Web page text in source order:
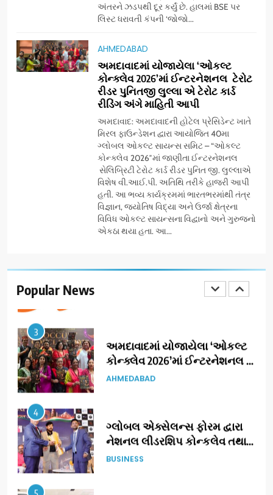
અંતરને ઝડપથી દૂર કર્યું છે. હાલમાં BSE પર
લિસ્ટ ધરાવતી કંપની ‘જોજો...
AHMEDABAD
અમદાવાદમાં યોજાયેલા ‘ઓકલ્ટ
કોન્ક્લેવ 2026’માં ઈન્ટરનેશનલ ટેરોટ
રીડર પુનિતજી લુલ્લા એ ટેરોટ કાર્ડ
રીડિંગ અંગે માહિતી આપી
અમદાવાદ: અમદાવાદની હોટેલ પ્રેસિડેન્ટ ખાતે
મિરલ ફાઉન્ડેશન દ્વારા આયોજિત 40મા
ગ્લોબલ ઓકલ્ટ સાયન્સ સમિટ – “ઓકલ્ટ
કોન્ક્લેવ 2026″માં જાણીતા ઈન્ટરનેશનલ
સેલિબ્રિટી ટેરોટ કાર્ડ રીડર પુનિત જી. લુલ્લાએ
વિશેષ વી.આઈ.પી. અતિથિ તરીકે હાજરી આપી
હતી. આ ભવ્ય કાર્યક્રમમાં ભારતભરમાંથી તંત્ર
વિજ્ઞાન, જ્યોતિષ વિદ્યા અને ઉર્જા ક્ષેત્રના
વિવિધ ઓકલ્ટ સાયન્સના વિદ્વાનો અને ગુરુજનો
એકઠા થયા હતા. આ...
Popular News
‘ગેટ સેટ ગો’ નું પાવર-પેક્ડ ટ્રેલર
મળશે
ENTERTAINMENT
અમદાવાદમાં ભારે વરસાદ વચ્ચે
ફિલ્મ ‘ગેટ સેટ ગો’ની ‘ટીમ
ચિરંજીવી’ માનવતાના કાર્ય માટે
આગળ આવી: ગુલબાઈ ટેકરાના
પ્રભાવિત પરિવારોને ફૂડ પેકેટ્સ
અને પીવાના પાણીનું વિતરણ કર્યું
AHMEDABAD CSR
ડો. મિતાલી નાગ (આર્ક ઇવેન્ટ્સ)
દ્વારા કિશોર કુમારની જન્મજયંતિ
નિમિત્તે સંગીતમય શ્રદ્ધાંજલિ
AHMEDABAD
ગુજરાતી OTT પ્લેટફોર્મ ‘જોજો’
(JOJO) નો વિશ્વભરમાં દબદબો
3
કોન્ક્લેવ 2026’માં ઈન્ટરનેશનલ
ટેરોટ રીડર પુનિતજી લુલ્લા એ ટેરોટ
કાર્ડ રીડિંગ અંગે માહિતી આપી
AHMEDABAD
4
નેશનલ લીડરશિપ કોન્કલેવ તથા
ભારત સમ્માન ૨૦૨૬નો ભવ્ય અને
પ્રતિષ્ઠિત કાર્યક્રમ નવી દિલ્હીમાં
BUSINESS
5